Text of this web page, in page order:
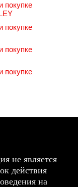
не является
действия
на